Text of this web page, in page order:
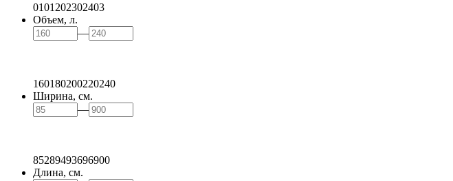
0101 202302403
Объем, л.
—
160180200220240
Ширина, см.
—
85289493696900
Длина, см.